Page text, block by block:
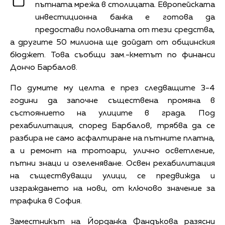
пътната мрежа в столицата. Европейската
инвестиционна банка е готова да
предостави половината от тези средства,
а другите 50 милиона ще дойдат от общинския
бюджет. Това съобщи зам.-кметът по финанси
Дончо Барбалов.
По думите му целта е през следващите 3-4
години да започне съществена промяна в
състоянието на улиците в града. Под
рехабилитация, според Барбалов, трябва да се
разбира не само асфалтиране на пътните платна,
а и ремонт на тротоари, улично осветление,
пътни знаци и озеленяване. Освен рехабилитация
на съществуващи улици, се предвижда и
изграждането на нови, от ключово значение за
трафика в София.
Заместникът на Йорданка Фандъкова разясни